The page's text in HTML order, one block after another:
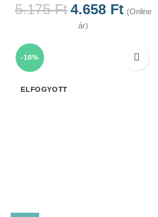
5.175Ft4.658 Ft (Online
ár)
-10%
ELFOGYOTT